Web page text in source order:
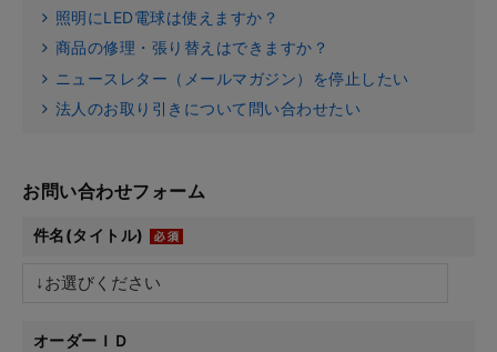
照明にLED電球は使えますか？
商品の修理・張り替えはできますか？
ニュースレター（メールマガジン）を停止したい
法人のお取り引きについて問い合わせたい
お問い合わせフォーム
件名(タイトル)
オーダーＩＤ